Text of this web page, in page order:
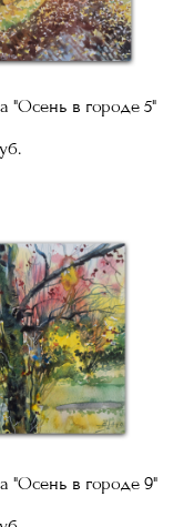
"Осень в городе 5"
"Осень в городе 9"